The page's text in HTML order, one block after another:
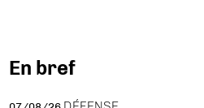
En bref